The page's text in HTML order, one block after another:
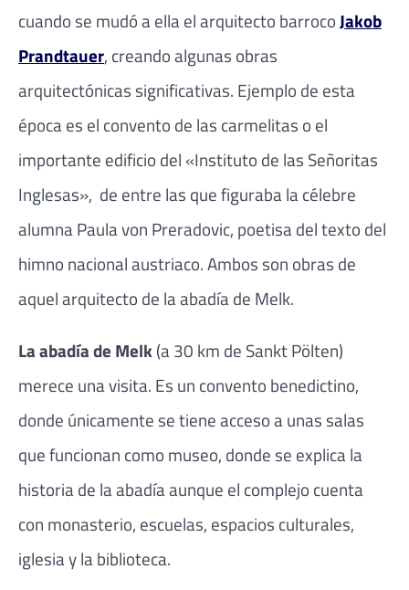
cuando se mudó a ella el arquitecto barrocoJakob
Prandtauer, creando algunas obras
arquitectónicas significativas. Ejemplo de esta
época es el convento de las carmelitas o el
importante edificio del «Instituto de las Señoritas
Inglesas», de entre las que figuraba la célebre
alumna Paula von Preradovic, poetisa del texto del
himno nacional austriaco. Ambos son obras de
aquel arquitecto de la abadía de Melk.
La abadía de Melk(a 30 km de Sankt Pölten)
merece una visita. Es un convento benedictino,
donde únicamente se tiene acceso a unas salas
que funcionan como museo, donde se explica la
historia de la abadía aunque el complejo cuenta
con monasterio, escuelas, espacios culturales,
iglesia y la biblioteca.